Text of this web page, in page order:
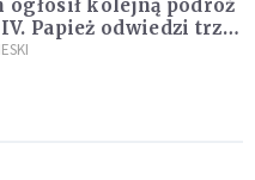
ogłosił kolejną podróż
Papież odwiedzi trzy
Południowej